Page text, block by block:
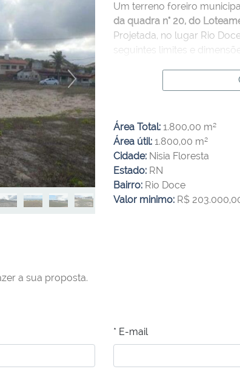
Próximo
Um terreno foreiro
da quadra n° 20, do
Projetada, no lugar Rio
seguintes limites e
metros; LADO DIREITO,
ESQUERDO, com o lote
Objeto da Matrícula n°
Comarca de Nísia Floresta,
Área Total: 1.800,00 m²
Área útil: 1.800,00 m²
Cidade: Nisia Floresta
Estado: RN
Bairro: Rio Doce
Valor minimo: R$
a sua proposta.
* E-mail